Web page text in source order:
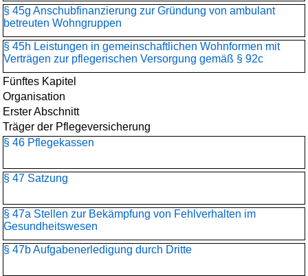
§ 45g Anschubfinanzierung zur Gründung von ambulant
betreuten Wohngruppen
§ 45h Leistungen in gemeinschaftlichen Wohnformen mit
Verträgen zur pflegerischen Versorgung gemäß § 92c
Fünftes Kapitel
Organisation
Erster Abschnitt
Träger der Pflegeversicherung
§ 46 Pflegekassen
§ 47 Satzung
§ 47a Stellen zur Bekämpfung von Fehlverhalten im
Gesundheitswesen
§ 47b Aufgabenerledigung durch Dritte